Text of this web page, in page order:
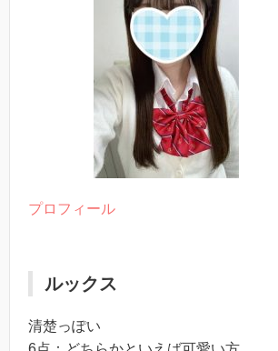
プロフィール
ルックス
清楚っぽい